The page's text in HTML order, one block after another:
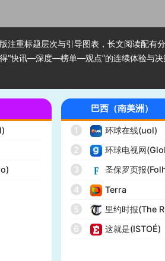
注重标题层次与引导图表，长文阅读配有
“快讯—深度—榜单—观点”的连续体验与决
巴西（南美洲）
1
环球在线(uol)
2
环球电视网
3
圣保罗页报
4
Terra
5
里约时报(The
6
这就是(ISTOÉ)